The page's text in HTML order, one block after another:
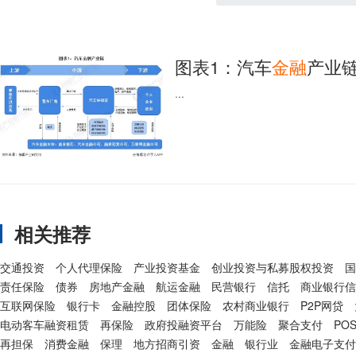
图表1：汽车金融产业
...
相关推荐
交通投资 个人代理保险 产业投资基金 创业投资与私募股权投资
责任保险
债券 房地产金融 航运金融 民营银行 信托
商业银行
互联网保险
银行卡 金融控股 团体保险 农村商业银行 P2P网贷
电动客车融资租赁
再保险 政府投融资平台 万能险 聚合支付
再担保
消费金融 保理 地方招商引资 金融 银行业
金融电子支